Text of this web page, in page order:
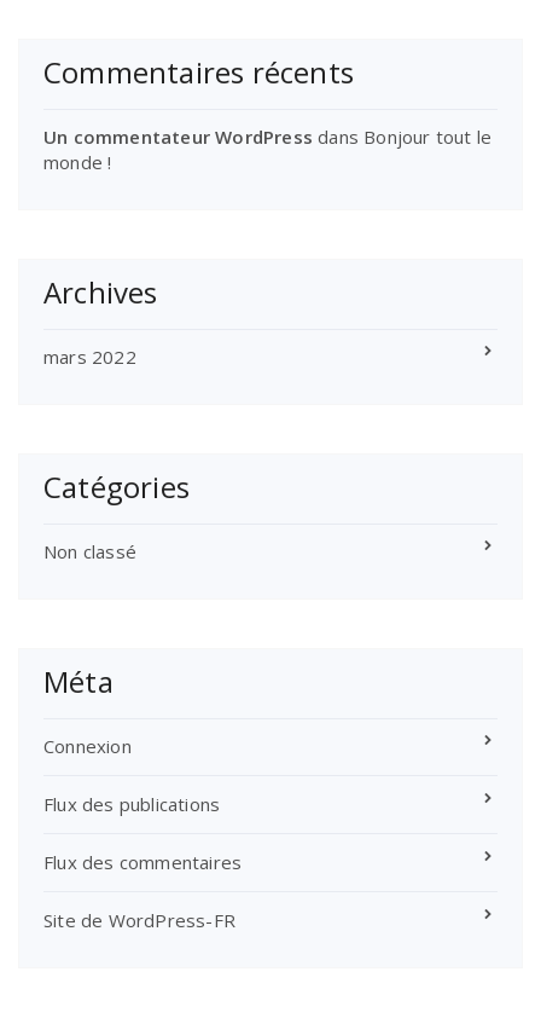
Commentaires récents
Un commentateur WordPress dans Bonjour tout le
monde !
Archives
mars 2022
Catégories
Non classé
Méta
Connexion
Flux des publications
Flux des commentaires
Site de WordPress-FR